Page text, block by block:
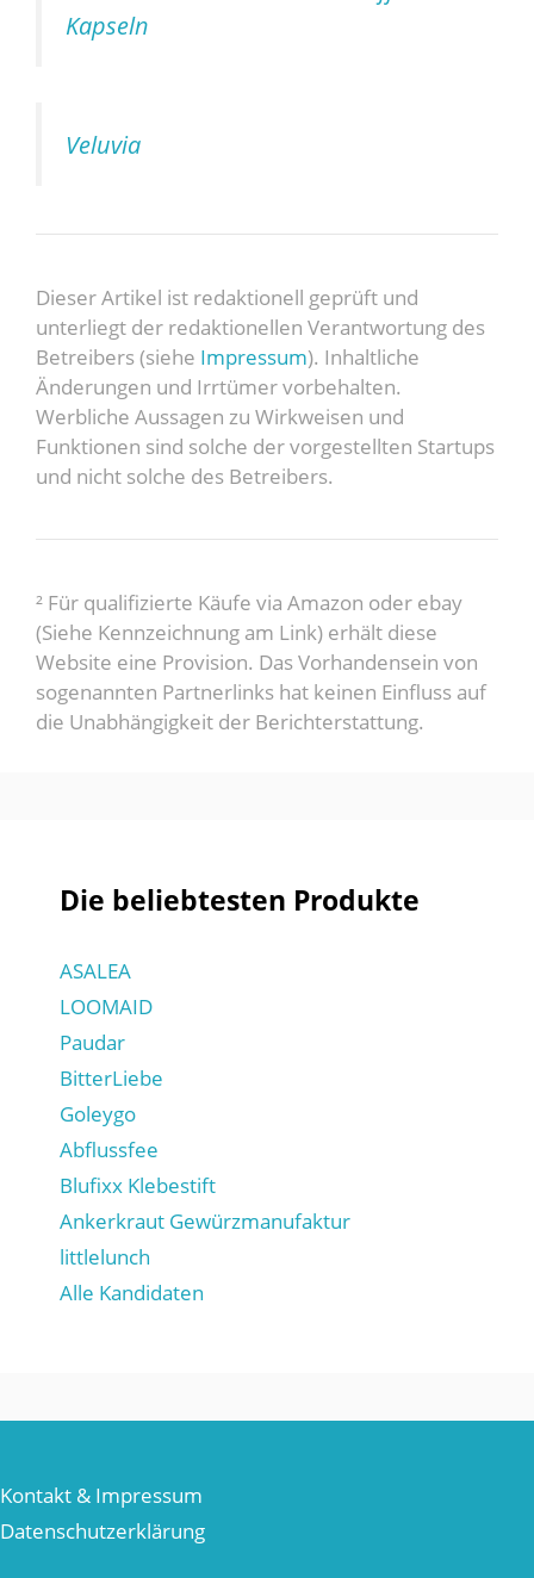
Kapseln
Veluvia
Dieser Artikel ist redaktionell geprüft und
unterliegt der redaktionellen Verantwortung des
Betreibers (siehe Impressum). Inhaltliche
Änderungen und Irrtümer vorbehalten.
Werbliche Aussagen zu Wirkweisen und
Funktionen sind solche der vorgestellten Startups
und nicht solche des Betreibers.
² Für qualifizierte Käufe via Amazon oder ebay
(Siehe Kennzeichnung am Link) erhält diese
Website eine Provision. Das Vorhandensein von
sogenannten Partnerlinks hat keinen Einfluss auf
die Unabhängigkeit der Berichterstattung.
Die beliebtesten Produkte
ASALEA
LOOMAID
Paudar
BitterLiebe
Goleygo
Abflussfee
Blufixx Klebestift
Ankerkraut Gewürzmanufaktur
littlelunch
Alle Kandidaten
Kontakt & Impressum
Datenschutzerklärung